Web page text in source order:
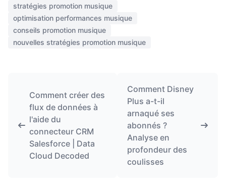
stratégies promotion musique
optimisation performances musique
conseils promotion musique
nouvelles stratégies promotion musique
Comment créer des
flux de données à
l'aide du
connecteur CRM
Salesforce | Data
Cloud Decoded
Comment Disney
Plus a-t-il
arnaqué ses
abonnés ?
Analyse en
profondeur des
coulisses